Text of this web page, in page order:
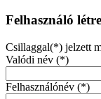
Felhasználó
Csillaggal(*) jelzett
Valódi név (*)
Felhasználónév (*)